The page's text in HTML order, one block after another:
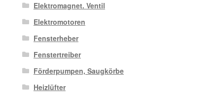
Elektromagnet. Ventil
Elektromotoren
Fensterheber
Fenstertreiber
Förderpumpen, Saugkörbe
Heizlüfter